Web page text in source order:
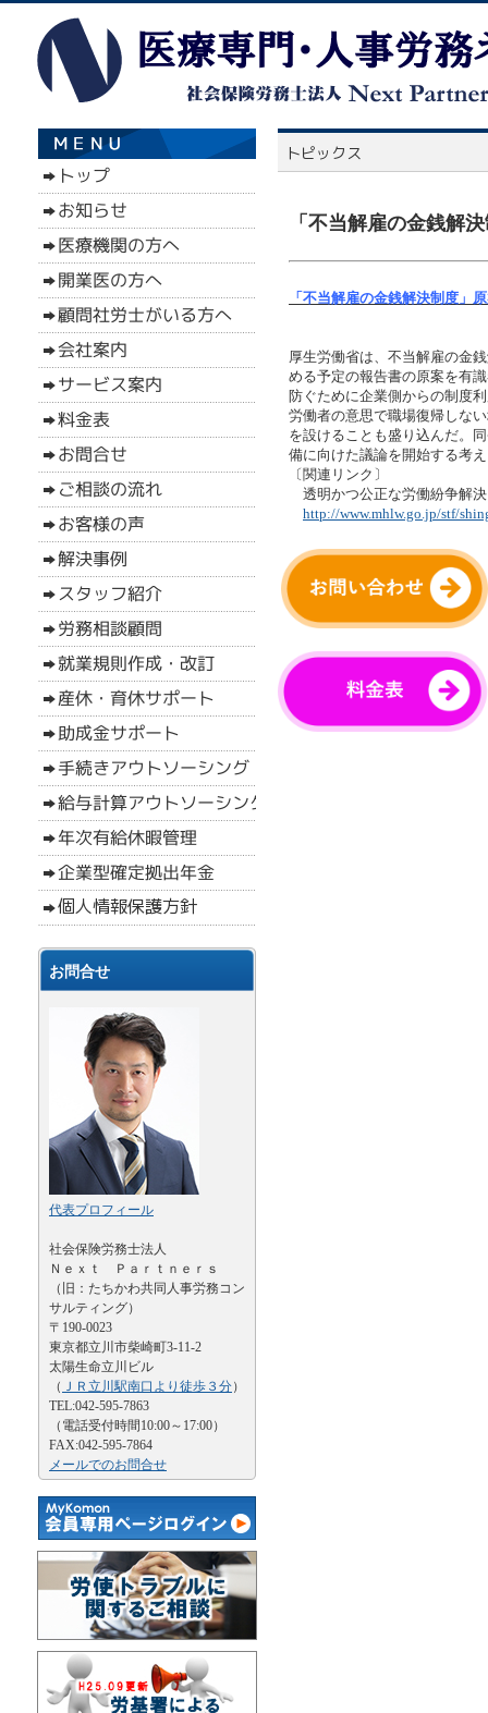
「不当解雇の金銭解
「不当解雇の金銭解決制度」
厚生労働省は、不当解雇の金
める予定の報告書の原案を有
防ぐために企業側からの制度
労働者の意思で職場復帰しな
を設けることも盛り込んだ。
備に向けた議論を開始する考
〔関連リンク〕
透明かつ公正な労働紛争解
http://www.mhlw.go.jp/stf/
お問合せ
代表プロフィール
社会保険労務士法人
Ｎｅｘｔ Ｐａｒｔｎｅｒｓ
（旧：たちかわ共同人事労務コン
サルティング）
〒190-0023
東京都立川市柴崎町3-11-2
太陽生命立川ビル
（ ＪＲ立川駅南口より徒歩３分）
TEL:042-595-7863
（電話受付時間10:00～17:00）
FAX:042-595-7864
メールでのお問合せ